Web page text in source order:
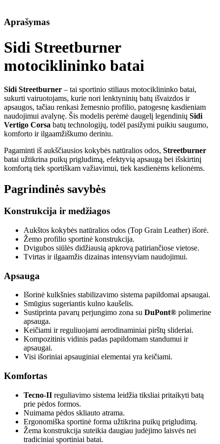
Aprašymas
Sidi Streetburner
motociklininko batai
Sidi Streetburner – tai sportinio stiliaus motociklininko batai,
sukurti vairuotojams, kurie nori lenktyninių batų išvaizdos ir
apsaugos, tačiau renkasi žemesnio profilio, patogesnę kasdieniam
naudojimui avalynę. Šis modelis perėmė daugelį legendinių Sidi
Vertigo Corsa batų technologijų, todėl pasižymi puikiu saugumo,
komforto ir ilgaamžiškumo deriniu.
Pagaminti iš aukščiausios kokybės natūralios odos, Streetburner
batai užtikrina puikų prigludimą, efektyvią apsaugą bei išskirtinį
komfortą tiek sportiškam važiavimui, tiek kasdienėms kelionėms.
Pagrindinės savybės
Konstrukcija ir medžiagos
Aukštos kokybės natūralios odos (Top Grain Leather) išorė.
Žemo profilio sportinė konstrukcija.
Dvigubos siūlės didžiausią apkrovą patiriančiose vietose.
Tvirtas ir ilgaamžis dizainas intensyviam naudojimui.
Apsauga
Išorinė kulkšnies stabilizavimo sistema papildomai apsaugai.
Smūgius sugeriantis kulno kaušelis.
Sustiprinta pavarų perjungimo zona su DuPont® polimerine
apsauga.
Keičiami ir reguliuojami aerodinaminiai pirštų slideriai.
Kompozitinis vidinis padas papildomam standumui ir
apsaugai.
Visi išoriniai apsauginiai elementai yra keičiami.
Komfortas
Tecno-II reguliavimo sistema leidžia tiksliai pritaikyti batą
prie pėdos formos.
Nuimama pėdos skliauto atrama.
Ergonomiška sportinė forma užtikrina puikų prigludimą.
Žema konstrukcija suteikia daugiau judėjimo laisvės nei
tradiciniai sportiniai batai.